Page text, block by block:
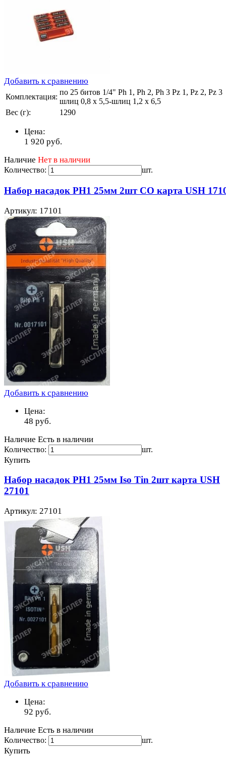
Добавить к сравнению
Комплектация:
по 25 битов 1/4" Ph 1, Ph 2, Ph 3 Pz 1, Pz 2, Pz 3
шлиц 0,8 x 5,5-шлиц 1,2 x 6,5
Вес (г):
1290
Цена:
1 920 руб.
Наличие Нет в наличии
Количество: шт.
Набор насадок PH1 25мм 2шт СО карта USH
Артикул: 17101
Добавить к сравнению
Цена:
48 руб.
Наличие Есть в наличии
Количество: шт.
Купить
Набор насадок PH1 25мм Iso Tin 2шт карта USH
27101
Артикул: 27101
Добавить к сравнению
Цена:
92 руб.
Наличие Есть в наличии
Количество: шт.
Купить